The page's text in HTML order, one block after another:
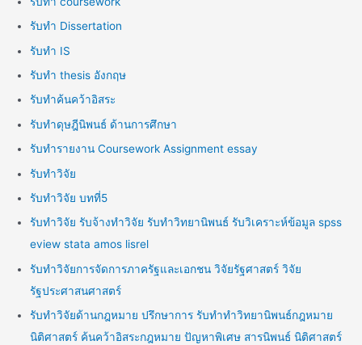
รับทำ Dissertation
รับทำ IS
รับทำ thesis อังกฤษ
รับทำค้นคว้าอิสระ
รับทำดุษฎีนิพนธ์ ด้านการศึกษา
รับทำรายงาน Coursework Assignment essay
รับทำวิจัย
รับทำวิจัย บทที่5
รับทำวิจัย รับจ้างทำวิจัย รับทำวิทยานิพนธ์ รับวิเคราะห์ข้อมูล spss
eview stata amos lisrel
รับทำวิจัยการจัดการภาครัฐและเอกชน วิจัยรัฐศาสตร์ วิจัย
รัฐประศาสนศาสตร์
รับทำวิจัยด้านกฎหมาย ปรึกษาการ รับทำทำวิทยานิพนธ์กฎหมาย
นิติศาสตร์ ค้นคว้าอิสระกฎหมาย ปัญหาพิเศษ สารนิพนธ์ นิติศาสตร์